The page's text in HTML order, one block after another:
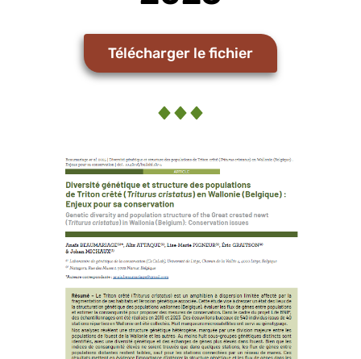
Télécharger le fichier